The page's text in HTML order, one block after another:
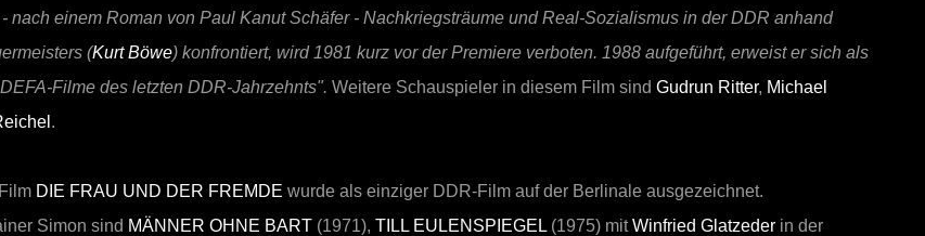
nach einem Roman von Paul Kanut Schäfer - Nachkriegsträume und Real-Sozialismus in der DDR anhand
(Kurt Böwe) konfrontiert, wird 1981 kurz vor der Premiere verboten. 1988 aufgeführt, erweist er sich als
Filme des letzten DDR-Jahrzehnts". Weitere Schauspieler in diesem Film sind Gudrun Ritter, Michael
.
DIE FRAU UND DER FREMDE wurde als einziger DDR-Film auf der Berlinale ausgezeichnet.
Simon sind MÄNNER OHNE BART (1971), TILL EULENSPIEGEL (1975) mitWinfried Glatzeder in der